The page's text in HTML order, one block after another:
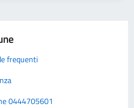
frequenti
0444705601